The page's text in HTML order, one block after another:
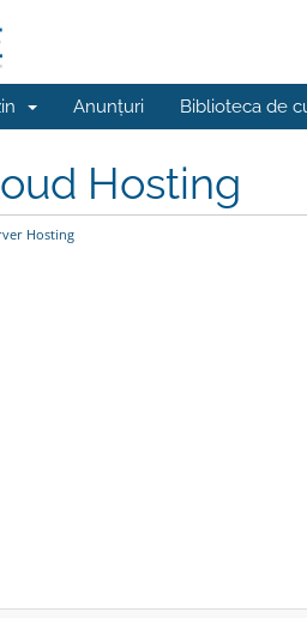
Anunțuri Biblioteca de
Hosting
Hosting